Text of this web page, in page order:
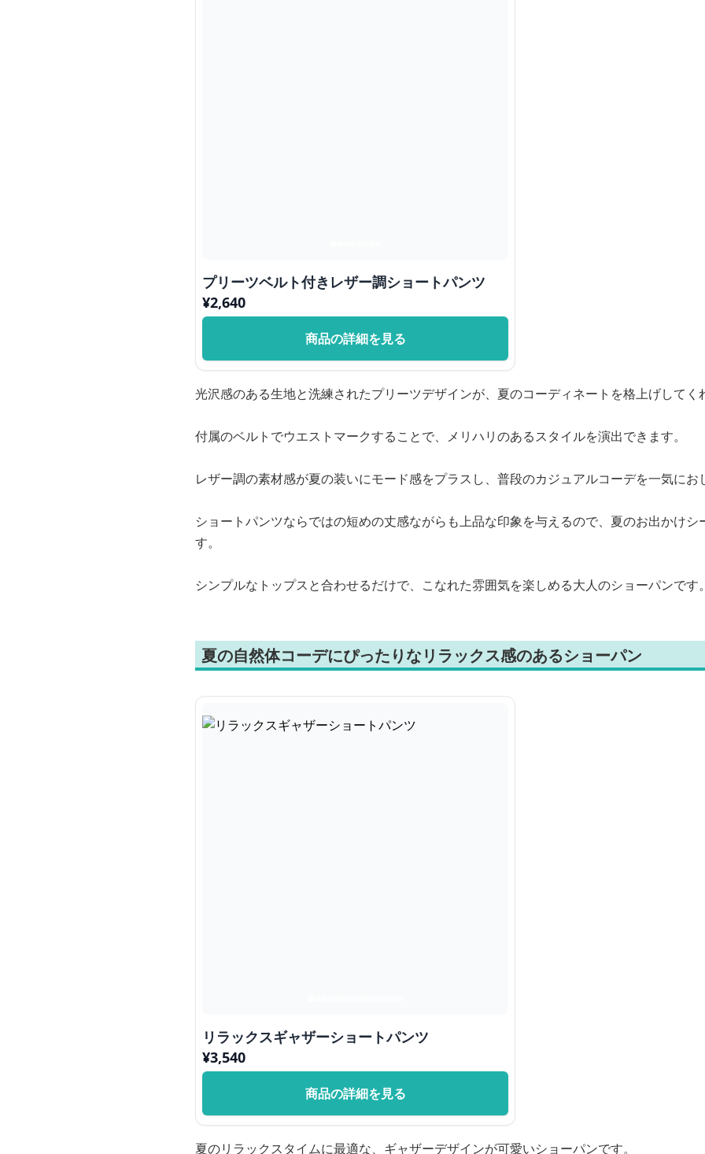
プリーツベルト付きレザー調ショートパンツ
¥2,640
商品の詳細を見る
光沢感のある生地と洗練されたプリーツデザインが、夏のコーディネートを格上げしてく
付属のベルトでウエストマークすることで、メリハリのあるスタイルを演出できます。
レザー調の素材感が夏の装いにモード感をプラスし、普段のカジュアルコーデを一気にお
ショートパンツならではの短めの丈感ながらも上品な印象を与えるので、夏のお出かけシ
す。
シンプルなトップスと合わせるだけで、こなれた雰囲気を楽しめる大人のショーパンです。
夏の自然体コーデにぴったりなリラックス感のあるショーパン
リラックスギャザーショートパンツ
¥3,540
商品の詳細を見る
夏のリラックスタイムに最適な、ギャザーデザインが可愛いショーパンです。